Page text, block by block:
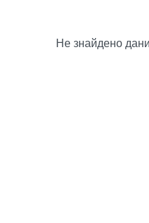
Не знайдено